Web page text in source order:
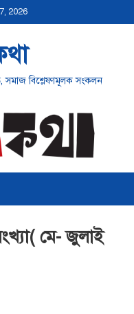
2026
সমাজ বিশ্লেষণমূলক সংকলন
মে- জুলাই